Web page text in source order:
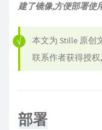
建了镜像,方便部署使
本文为 Stille 原创
联系作者获得授
部署